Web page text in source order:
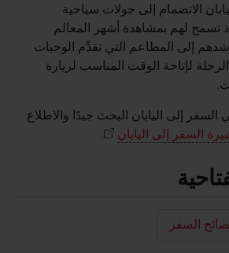
الانضمام إلى جولات سياحية
لهم بمشاهدة أشهر المعالم
إلى المطاعم التي تقدِّم الوجبات
لإتاحة الوقت المناسب لزيارة
السفر إلى اليابان البحث جيدًا والاطلاع
السفر إلى اليابان .
السفر